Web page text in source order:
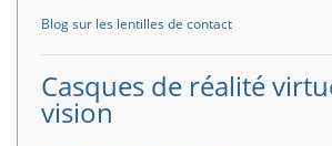
Blog sur les lentilles de contact
Casques de réalité
vision